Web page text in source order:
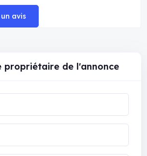
avis
propriétaire de l'annonce